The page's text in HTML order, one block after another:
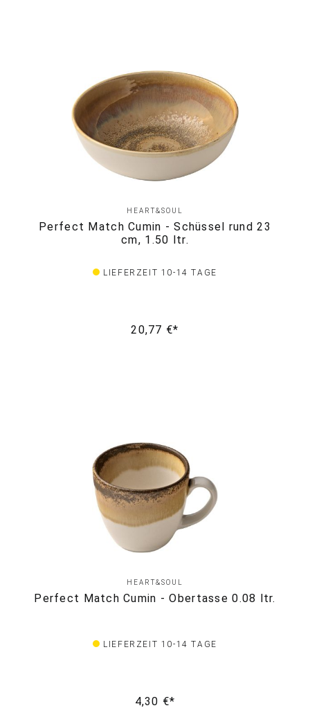
HEART&SOUL
Perfect Match Cumin - Schüssel rund 23
cm, 1.50 ltr.
LIEFERZEIT 10-14 TAGE
20,77 €*
HEART&SOUL
Perfect Match Cumin - Obertasse 0.08 ltr.
LIEFERZEIT 10-14 TAGE
4,30 €*